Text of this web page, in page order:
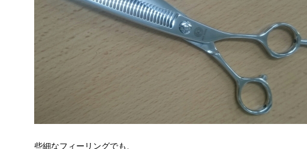
些細なフィーリングでも、